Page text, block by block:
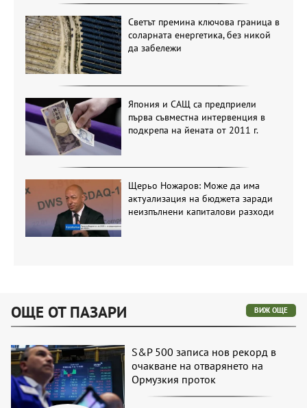
Светът премина ключова граница в
соларната енергетика, без никой
да забележи
Япония и САЩ са предприели
първа съвместна интервенция в
подкрепа на йената от 2011 г.
Щерьо Ножаров: Може да има
актуализация на бюджета заради
неизпълнени капиталови разходи
ОЩЕ ОТ ПАЗАРИ ВИЖ ОЩЕ
S&P 500 записа нов рекорд в
очакване на отварянето на
Ормузкия проток